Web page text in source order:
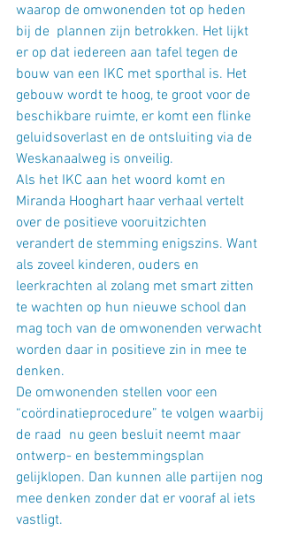
waarop de omwonenden tot op heden
bij de  plannen zijn betrokken. Het lijkt
er op dat iedereen aan tafel tegen de
bouw van een IKC met sporthal is. Het
gebouw wordt te hoog, te groot voor de
beschikbare ruimte, er komt een flinke
geluidsoverlast en de ontsluiting via de
Weskanaalweg is onveilig.
Als het IKC aan het woord komt en
Miranda Hooghart haar verhaal vertelt
over de positieve vooruitzichten
verandert de stemming enigszins. Want
als zoveel kinderen, ouders en
leerkrachten al zolang met smart zitten
te wachten op hun nieuwe school dan
mag toch van de omwonenden verwacht
worden daar in positieve zin in mee te
denken.
De omwonenden stellen voor een
“coördinatieprocedure” te volgen waarbij
de raad  nu geen besluit neemt maar
ontwerp- en bestemmingsplan
gelijklopen. Dan kunnen alle partijen nog
mee denken zonder dat er vooraf al iets
vastligt.